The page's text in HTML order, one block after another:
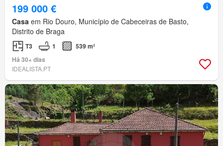
199 000 €
Casa em Rio Douro, Município de Cabeceiras de Basto,
Distrito de Braga
T3 1
539 m²
Há 30+ dias
IDEALISTA.PT